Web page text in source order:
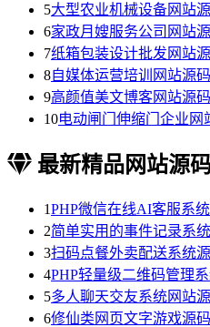
5大型农业机械设备网站
6家政月嫂服务公司网站
7纸箱包装设计批发网站
8自媒体运营培训网站源
9高颜值美文博客网站源
10电动闸门伸缩门企业
最新精品网站源
1PHP微信在线AI客服系
2简单实用的事件记录系
3扫码点餐外卖配送系统
4PHP轻量级二维码管理
5多人聊天交友系统网站
6修仙类网页文字游戏源